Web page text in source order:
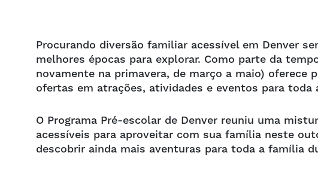
Procurando diversão familiar acessível em Denver
melhores épocas para explorar. Como parte da
novamente na primavera, de março a maio) oferece
ofertas em atrações, atividades e eventos para toda
O Programa Pré-escolar de Denver reuniu uma
acessíveis para aproveitar com sua família neste
descobrir ainda mais aventuras para toda a família